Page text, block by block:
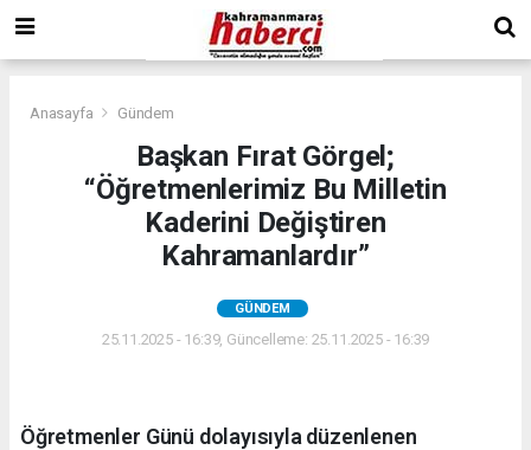
Anasayfa Gündem
Başkan Fırat Görgel;
“Öğretmenlerimiz Bu Milletin
Kaderini Değiştiren
Kahramanlardır”
GÜNDEM
25.11.2025 - 16:39, Güncelleme: 25.11.2025 - 16:39
Öğretmenler Günü dolayısıyla düzenlenen